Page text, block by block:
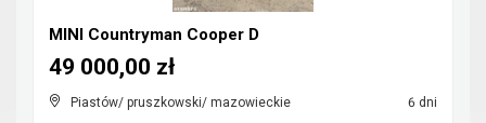
MINI Countryman Cooper D
Piastów/ pruszkowski/ mazowieckie 6 dni
49 000,00 zł